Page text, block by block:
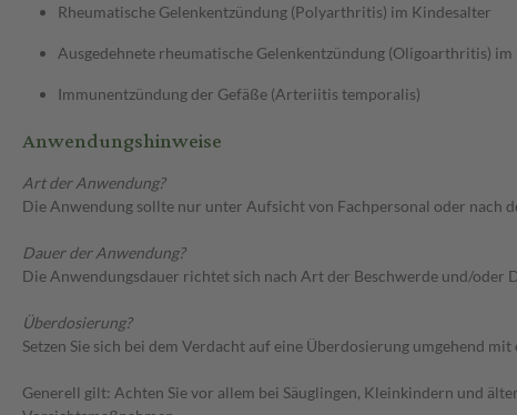
Rheumatische Gelenkentzündung (Polyarthritis) im Kindesalter
Ausgedehnete rheumatische Gelenkentzündung (Oligoarthritis)
Immunentzündung der Gefäße (Arteriitis temporalis)
Anwendungshinweise
Art der Anwendung?
Die Anwendung sollte nur unter Aufsicht von Fachpersonal oder nach
Dauer der Anwendung?
Die Anwendungsdauer richtet sich nach Art der Beschwerde und/
Überdosierung?
Setzen Sie sich bei dem Verdacht auf eine Überdosierung umgehend
Generell gilt: Achten Sie vor allem bei Säuglingen, Kleinkindern und